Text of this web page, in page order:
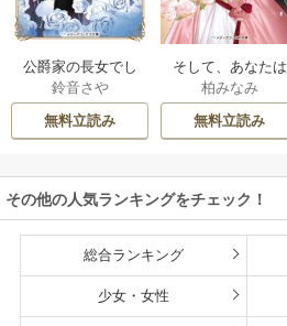
公爵家の長女でし
た
鈴音さや
無料立読み
そして、あなたは
私を捨てる
柏みなみ
無料立読み
その他の人気ランキングをチェック！
総合ランキング
少女・女性